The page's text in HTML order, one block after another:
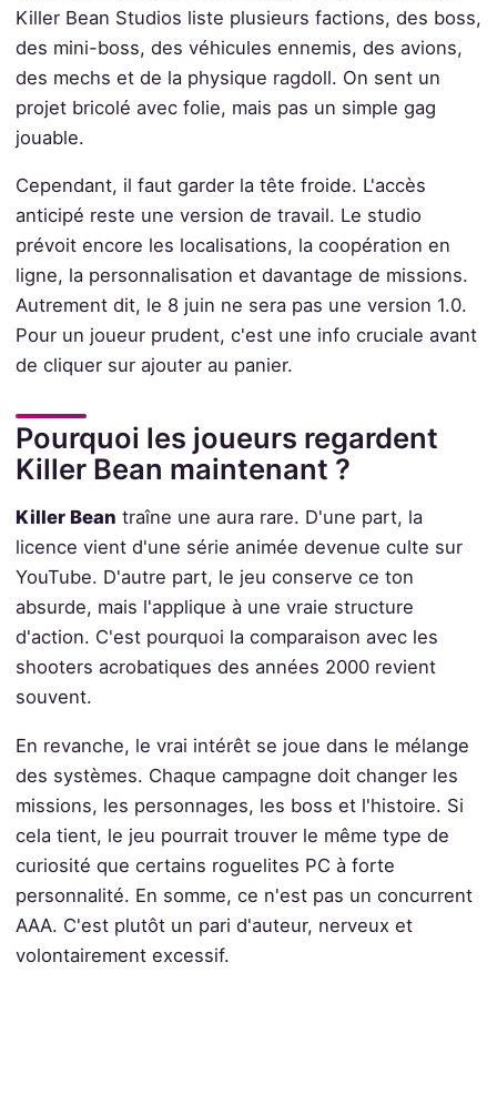
Killer Bean Studios liste plusieurs factions, des boss,
des mini-boss, des véhicules ennemis, des avions,
des mechs et de la physique ragdoll. On sent un
projet bricolé avec folie, mais pas un simple gag
jouable.
Cependant, il faut garder la tête froide. L'accès
anticipé reste une version de travail. Le studio
prévoit encore les localisations, la coopération en
ligne, la personnalisation et davantage de missions.
Autrement dit, le 8 juin ne sera pas une version 1.0.
Pour un joueur prudent, c'est une info cruciale avant
de cliquer sur ajouter au panier.
Pourquoi les joueurs regardent
Killer Bean maintenant ?
Killer Bean traîne une aura rare. D'une part, la
licence vient d'une série animée devenue culte sur
YouTube. D'autre part, le jeu conserve ce ton
absurde, mais l'applique à une vraie structure
d'action. C'est pourquoi la comparaison avec les
shooters acrobatiques des années 2000 revient
souvent.
En revanche, le vrai intérêt se joue dans le mélange
des systèmes. Chaque campagne doit changer les
missions, les personnages, les boss et l'histoire. Si
cela tient, le jeu pourrait trouver le même type de
curiosité que certains roguelites PC à forte
personnalité. En somme, ce n'est pas un concurrent
AAA. C'est plutôt un pari d'auteur, nerveux et
volontairement excessif.